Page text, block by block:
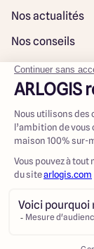
Nos actualités
Nos conseils
Rejoindre notre
@ Maisons